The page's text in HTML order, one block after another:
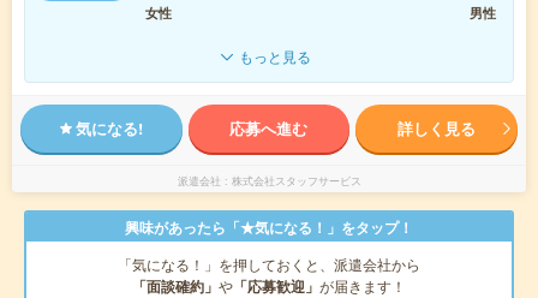
女性
男性
もっと見る
気になる! 応募へ進む 詳しく見る
派遣会社 株式会社スタッフサービス
興味があったら「★気になる！」をタップ！
「気になる！」を押しておくと、派遣会社から
「面談確約」 や 「応募歓迎」 が届きます！